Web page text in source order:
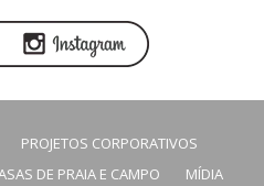
PROJETOS CORPORATIVOS
DE PRAIA E CAMPO
MÍDIA